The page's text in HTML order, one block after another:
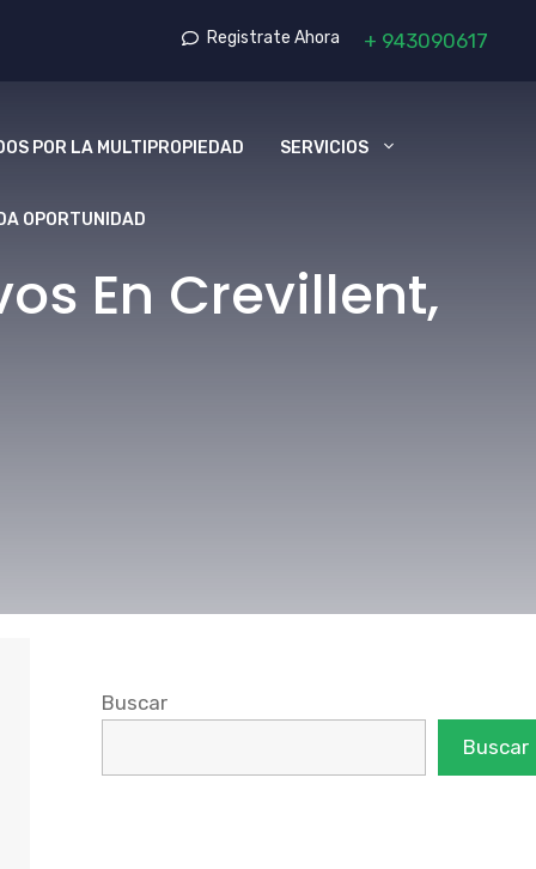
Registrate Ahora + 943090617
POR LA MULTIPROPIEDAD SERVICIOS
OPORTUNIDAD
En Crevillent,
Buscar
Buscar